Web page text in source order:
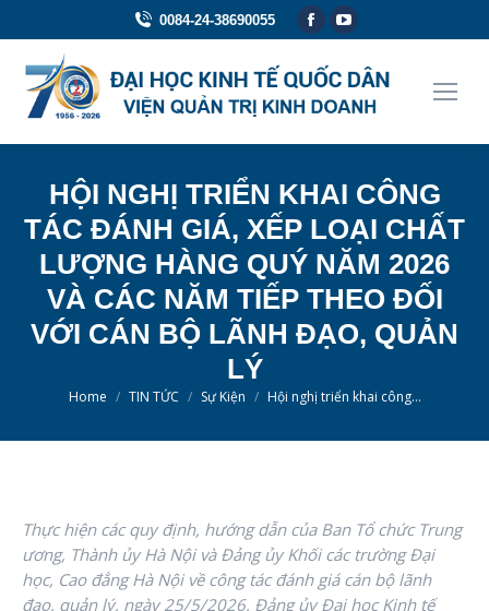
0084-24-38690055
Facebook
opens
in
YouTube
opens
in
HỘI NGHỊ TRIỂN KHAI CÔNG
TÁC ĐÁNH GIÁ, XẾP LOẠI CHẤT
LƯỢNG HÀNG QUÝ NĂM 2026
VÀ CÁC NĂM TIẾP THEO ĐỐI
VỚI CÁN BỘ LÃNH ĐẠO, QUẢN
LÝ
You are here:
Home TIN TỨC Sự Kiện Hội nghị triển khai công…
Thực hiện các quy định, hướng dẫn của Ban Tổ chức Trung
ương, Thành ủy Hà Nội và Đảng ủy Khối các trường Đại
học, Cao đẳng Hà Nội về công tác đánh giá cán bộ lãnh
đạo, quản lý, ngày 25/5/2026, Đảng ủy Đại học Kinh tế